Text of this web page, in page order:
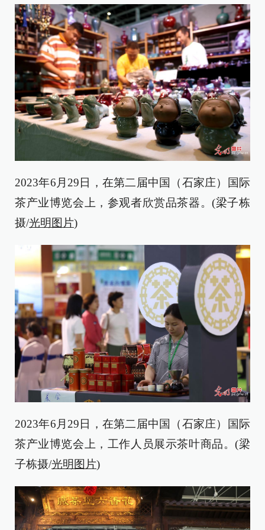
2023年6月29日，在第二届中国（石家庄）国际
茶产业博览会上，参观者欣赏品茶器。(梁子栋
摄/光明图片)
2023年6月29日，在第二届中国（石家庄）国际
茶产业博览会上，工作人员展示茶叶商品。(梁
子栋摄/光明图片)